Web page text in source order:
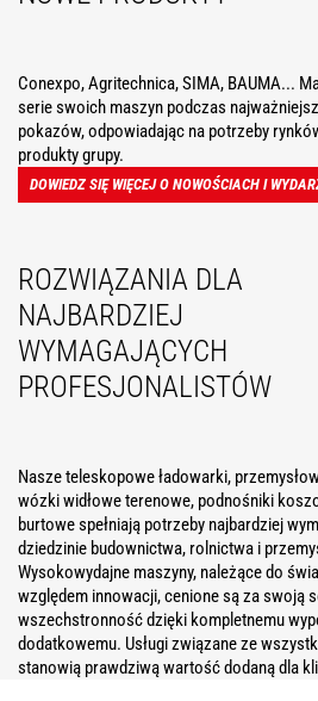
Conexpo, Agritechnica, SIMA, BAUMA...
serie swoich maszyn podczas
pokazów, odpowiadając na potrzeby
produkty grupy.
DOWIEDZ SIĘ WIĘCEJ O NOWOŚCIACH I
ROZWIĄZANIA DLA
NAJBARDZIEJ
WYMAGAJĄCYCH
PROFESJONALISTÓW
Nasze teleskopowe ładowarki,
wózki widłowe terenowe, podnośniki
burtowe spełniają potrzeby najbardziej
dziedzinie budownictwa, rolnictwa i
Wysokowydajne maszyny, należące do
względem innowacji, cenione są za swoją
wszechstronność dzięki kompletnemu
dodatkowemu. Usługi związane ze
stanowią prawdziwą wartość dodaną dla